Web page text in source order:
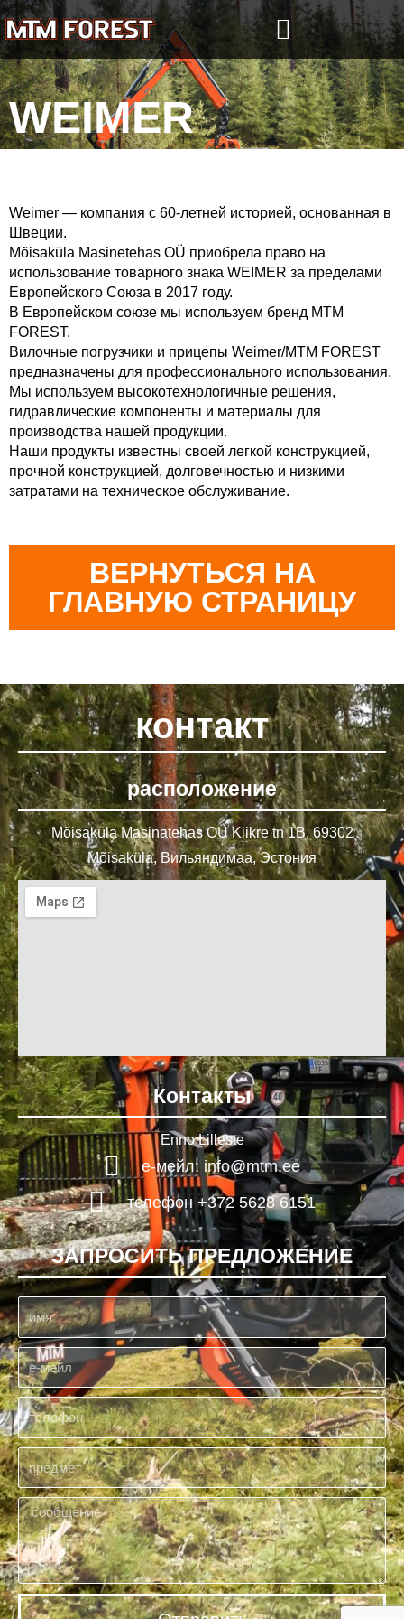
Перейти
к
содержимому
WEIMER
Weimer — компания с 60-летней историей, основанная в
Швеции.
Mõisaküla Masinetehas OÜ приобрела право на
использование товарного знака WEIMER за пределами
Европейского Союза в 2017 году.
В Европейском союзе мы используем бренд MTM
FOREST.
Вилочные погрузчики и прицепы Weimer/MTM FOREST
предназначены для профессионального использования.
Мы используем высокотехнологичные решения,
гидравлические компоненты и материалы для
производства нашей продукции.
Наши продукты известны своей легкой конструкцией,
прочной конструкцией, долговечностью и низкими
затратами на техническое обслуживание.
ВЕРНУТЬСЯ НА
ГЛАВНУЮ СТРАНИЦУ
контакт
расположение
Mõisaküla Masinatehas OÜ Kiikre tn 1B, 69302
Mõisaküla, Вильяндимаа, Эстония
Контакты
Enno Lilleste
е-мейл: info@mtm.ee
телефон +372 5628 6151
ЗАПРОСИТЬ ПРЕДЛОЖЕНИЕ